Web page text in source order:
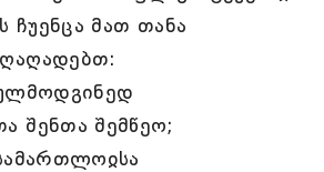
ჩუენცა მათ თანა
შენთა შემწეო;